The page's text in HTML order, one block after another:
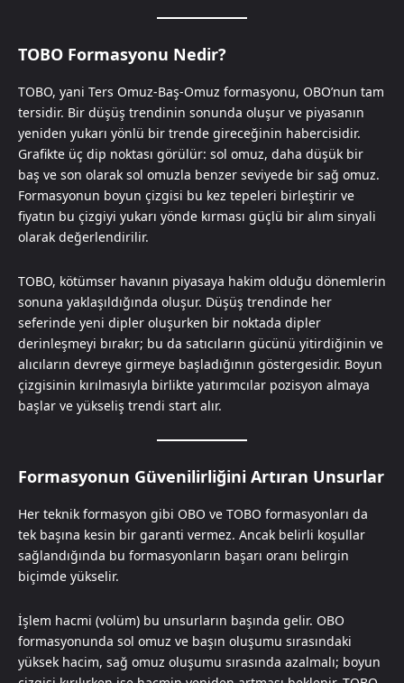
TOBO Formasyonu Nedir?
TOBO, yani Ters Omuz-Baş-Omuz formasyonu, OBO’nun tam
tersidir. Bir düşüş trendinin sonunda oluşur ve piyasanın
yeniden yukarı yönlü bir trende gireceğinin habercisidir.
Grafikte üç dip noktası görülür: sol omuz, daha düşük bir
baş ve son olarak sol omuzla benzer seviyede bir sağ omuz.
Formasyonun boyun çizgisi bu kez tepeleri birleştirir ve
fiyatın bu çizgiyi yukarı yönde kırması güçlü bir alım sinyali
olarak değerlendirilir.
TOBO, kötümser havanın piyasaya hakim olduğu dönemlerin
sonuna yaklaşıldığında oluşur. Düşüş trendinde her
seferinde yeni dipler oluşurken bir noktada dipler
derinleşmeyi bırakır; bu da satıcıların gücünü yitirdiğinin ve
alıcıların devreye girmeye başladığının göstergesidir. Boyun
çizgisinin kırılmasıyla birlikte yatırımcılar pozisyon almaya
başlar ve yükseliş trendi start alır.
Formasyonun Güvenilirliğini Artıran Unsurlar
Her teknik formasyon gibi OBO ve TOBO formasyonları da
tek başına kesin bir garanti vermez. Ancak belirli koşullar
sağlandığında bu formasyonların başarı oranı belirgin
biçimde yükselir.
İşlem hacmi (volüm) bu unsurların başında gelir. OBO
formasyonunda sol omuz ve başın oluşumu sırasındaki
yüksek hacim, sağ omuz oluşumu sırasında azalmalı; boyun